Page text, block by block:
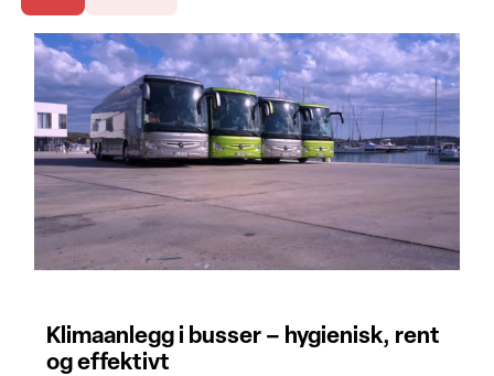
Klimaanlegg i busser – hygienisk, rent
og effektivt